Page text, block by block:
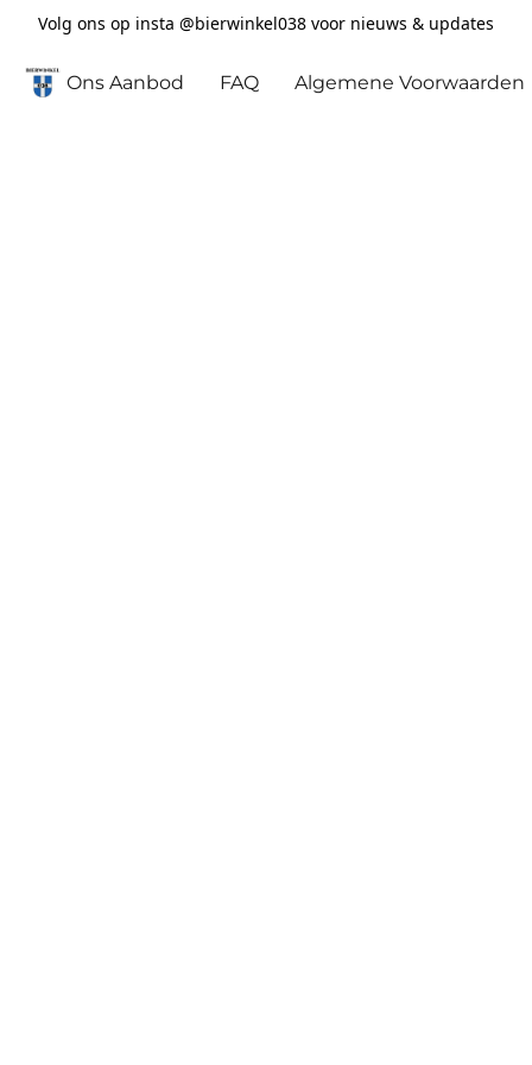
Volg ons op insta @bierwinkel038 voor nieuws & updates
Ons Aanbod FAQ Algemene Voorwaarden